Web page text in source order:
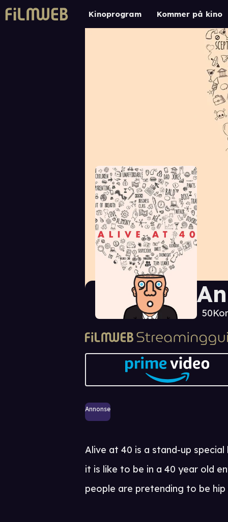
Kinoprogram Kommer på kino
50
Annonse
Alive at 40 is a stand-up
it is like to be in a 40 year old
people are pretending to be